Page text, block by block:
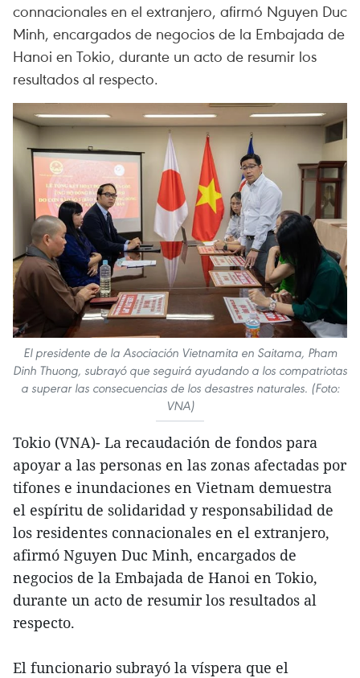
connacionales en el extranjero, afirmó Nguyen Duc
Minh, encargados de negocios de la Embajada de
Hanoi en Tokio, durante un acto de resumir los
resultados al respecto.
El presidente de la Asociación Vietnamita en Saitama, Pham
Dinh Thuong, subrayó que seguirá ayudando a los compatriotas
a superar las consecuencias de los desastres naturales. (Foto:
VNA)
Tokio (VNA)- La recaudación de fondos para
apoyar a las personas en las zonas afectadas por
tifones e inundaciones en Vietnam demuestra
el espíritu de solidaridad y responsabilidad de
los residentes connacionales en el extranjero,
afirmó Nguyen Duc Minh, encargados de
negocios de la Embajada de Hanoi en Tokio,
durante un acto de resumir los resultados al
respecto.
El funcionario subrayó la víspera que el